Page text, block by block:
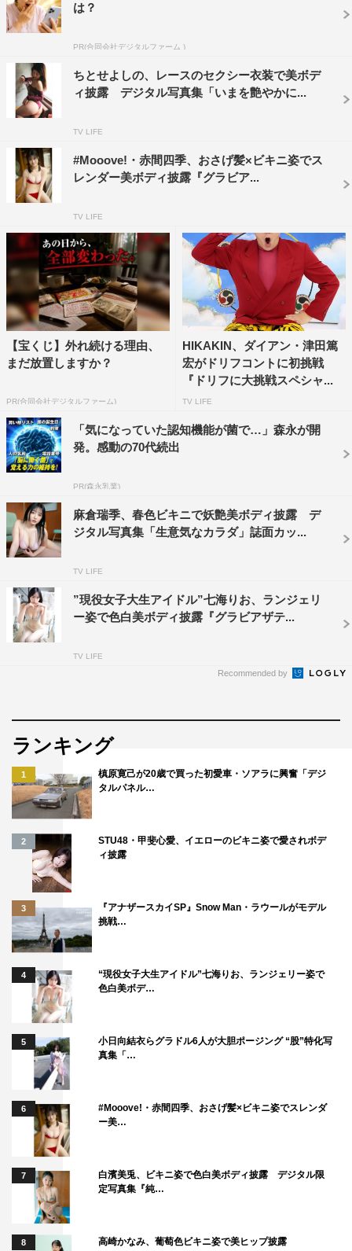
は？
PR(合同会社デジタルファーム )
ちとせよしの、レースのセクシー衣装で美ボデ
ィ披露 デジタル写真集「いまを艶やかに...
TV LIFE
#Mooove!・赤間四季、おさげ髪×ビキニ姿でス
レンダー美ボディ披露『グラビア...
TV LIFE
【宝くじ】外れ続ける理由、
まだ放置しますか？
PR(合同会社デジタルファーム)
HIKAKIN、ダイアン・津田篤
宏がドリフコントに初挑戦
『ドリフに大挑戦スペシャ...
TV LIFE
「気になっていた認知機能が菌で…」森永が開
発。感動の70代続出
PR(森永乳業)
麻倉瑞季、春色ビキニで妖艶美ボディ披露 デ
ジタル写真集「生意気なカラダ」誌面カッ...
TV LIFE
”現役女子大生アイドル”七海りお、ランジェリ
ー姿で色白美ボディ披露『グラビアザテ...
TV LIFE
Recommended by
ランキング
1
槙原寛己が20歳で買った初愛車・ソアラに興奮「デジ
タルパネル…
2
STU48・甲斐心愛、イエローのビキニ姿で愛されボデ
ィ披露
3
『アナザースカイSP』Snow Man・ラウールがモデル
挑戦…
4
“現役女子大生アイドル”七海りお、ランジェリー姿で
色白美ボデ…
5
小日向結衣らグラドル6人が大胆ポージング “股”特化写
真集「…
6
#Mooove!・赤間四季、おさげ髪×ビキニ姿でスレンダ
ー美…
7
白濱美兎、ビキニ姿で色白美ボディ披露 デジタル限
定写真集『純…
8 高崎かなみ、葡萄色ビキニ姿で美ヒップ披露